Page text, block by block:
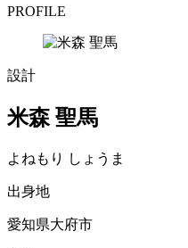
PROFILE
設計
米森 聖馬
よねもり しょうま
出身地
愛知県大府市